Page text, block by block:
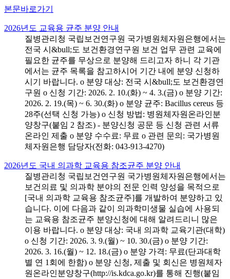
본문바로가기
2026년도 교육용 균주 분양 안내
질병관리청 국립보건연구원 국가병원체자원은행에서는
전국 시&bull;도 보건환경연구원 보건 업무 관련 교육에
필요한 균주를 무상으로 분양해 드리고자 하니 각 기관
에서는 균주 목록을 참고하시어 기간 내에 분양 신청하
시기 바랍니다. o 분양 대상: 전국 시&bull;도 보건환경연
구원 o 신청 기간: 2026. 2. 10.(화) ~ 4. 3.(금) o 분양 기간:
2026. 2. 19.(목) ~ 6. 30.(화) o 분양 균주: Bacillus cereus 등
28주(선택 신청 가능) o 신청 방법: 병원체자원온라인분
양창구(붙임 2 참조) - 분양신청 공문 등 신청 관련 서류
온라인 제출 o 분양 수수료: 무료 o 관련 문의: 국가병원
체자원은행 담당자(전화: 043-913-4270)
2026년도 국내 의과학 교육용 참조균주 분양 안내
질병관리청 국립보건연구원 국가병원체자원은행에서는
보건의료 및 의과학 분야의 전문 인력 양성을 목적으로
[국내 의과학 교육용 참조균주]를 개발하여 분양하고 있
습니다. 이에 다음과 같이 의과학미생물 실습에 사용되
는 교육용 참조균주 분양신청에 대해 알려드리니 많은
이용 바랍니다. o 분양 대상: 국내 의과학 교육기관(대학)
o 신청 기간: 2026. 3. 9.(월) ~ 10. 30.(금) o 분양 기간:
2026. 3. 16.(월) ~ 12. 18.(금) o 분양 가격: 무료(단과대학
별 연 1회에 한함) o 분양 신청, 제출 및 회신은 병원체자
원온라인분양창구(http://is.kdca.go.kr)를 통해 진행(붙임